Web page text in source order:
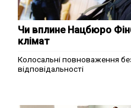
Чи вплине Нацбюро
клімат
Колосальні повноваження
відповідальності